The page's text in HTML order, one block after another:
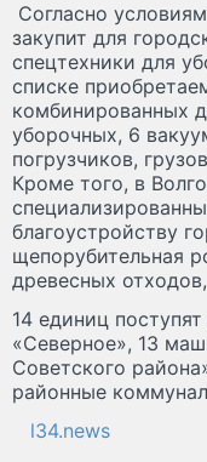
Согласно
закупит для
спецтехники для
списке
комбинированных
уборочных, 6
погрузчиков,
Кроме того, в
благоустройству
щепорубительная
древесных
14 единиц
«Северное», 13
Советского
районные
l34.news